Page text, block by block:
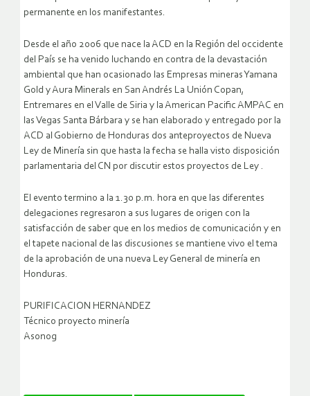
permanente en los manifestantes.
Desde el año 2006 que nace la ACD en la Región del occidente
del País se ha venido luchando en contra de la devastación
ambiental que han ocasionado las Empresas mineras Yamana
Gold y Aura Minerals en San Andrés La Unión Copan,
Entremares en el Valle de Siria y la American Pacific AMPAC en
las Vegas Santa Bárbara y se han elaborado y entregado por la
ACD al Gobierno de Honduras dos anteproyectos de Nueva
Ley de Minería sin que hasta la fecha se halla visto disposición
parlamentaria del CN por discutir estos proyectos de Ley .
El evento termino a la 1.30 p.m. hora en que las diferentes
delegaciones regresaron a sus lugares de origen con la
satisfacción de saber que en los medios de comunicación y en
el tapete nacional de las discusiones se mantiene vivo el tema
de la aprobación de una nueva Ley General de minería en
Honduras.
PURIFICACION HERNANDEZ
Técnico proyecto minería
Asonog